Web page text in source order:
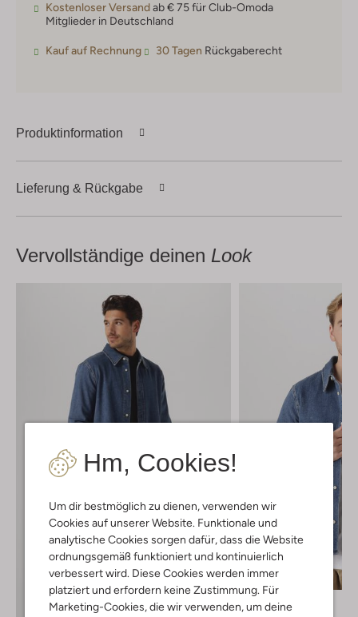
Hm, Cookies!
Um dir bestmöglich zu dienen, verwenden wir
Cookies auf unserer Website. Funktionale und
analytische Cookies sorgen dafür, dass die Website
ordnungsgemäß funktioniert und kontinuierlich
verbessert wird. Diese Cookies werden immer
platziert und erfordern keine Zustimmung. Für
Marketing-Cookies, die wir verwenden, um deine
Kostenloser Versandab € 75 für Club-Omoda
Mitglieder in Deutschland
Kauf auf Rechnung 30 Tagen Rückgaberecht
Produktinformation
Lieferung & Rückgabe
Vervollständige deinen Look
Letzter Artikel
-40%
Calvin Klein